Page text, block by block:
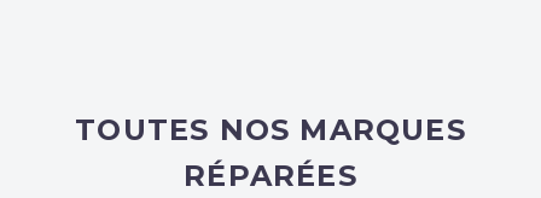
TOUTES NOS MARQUES
RÉPARÉES